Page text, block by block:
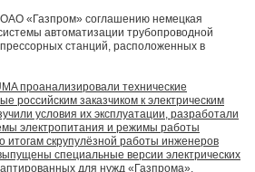
«Газпром» соглашению немецкая
автоматизации трубопроводной
станций, расположенных в
проанализировали технические
российским заказчиком к электрическим
условия их эксплуатации, разработали
электропитания и режимы работы
итогам скрупулёзной работы инженеров
специальные версии электрических
для нужд «Газпрома».